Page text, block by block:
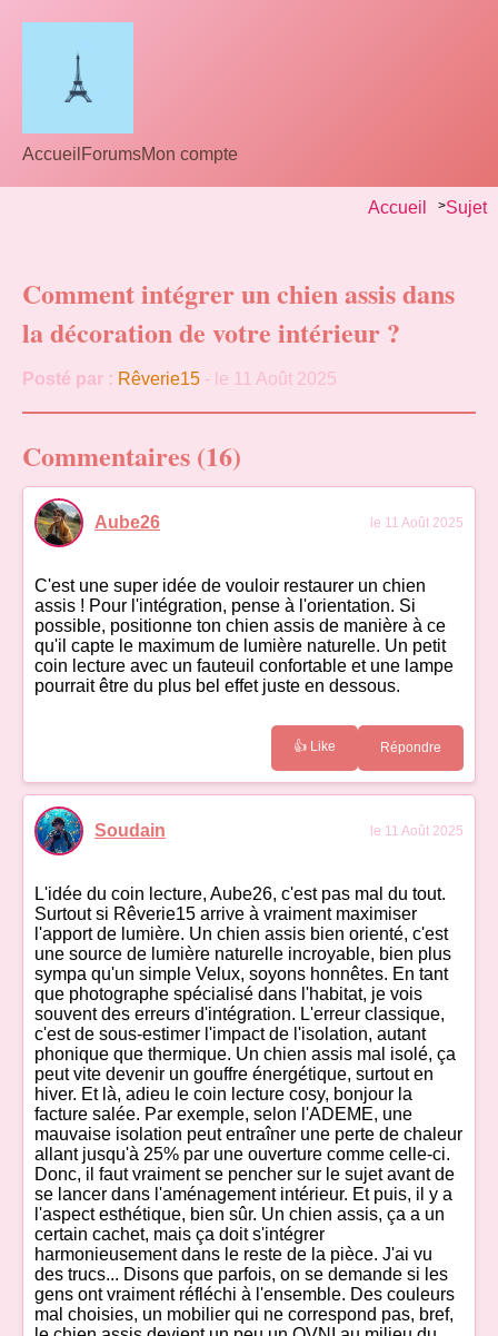
Accueil ForumsMon compte
Accueil >Sujet
Comment intégrer un chien assis dans
la décoration de votre intérieur ?
Posté par : Rêverie15 - le 11 Août 2025
Commentaires (16)
Aube26 le 11 Août 2025
C'est une super idée de vouloir restaurer un chien
assis ! Pour l'intégration, pense à l'orientation. Si
possible, positionne ton chien assis de manière à ce
qu'il capte le maximum de lumière naturelle. Un petit
coin lecture avec un fauteuil confortable et une lampe
pourrait être du plus bel effet juste en dessous.
👍 Like Répondre
Soudain le 11 Août 2025
L'idée du coin lecture, Aube26, c'est pas mal du tout.
Surtout si Rêverie15 arrive à vraiment maximiser
l'apport de lumière. Un chien assis bien orienté, c'est
une source de lumière naturelle incroyable, bien plus
sympa qu'un simple Velux, soyons honnêtes. En tant
que photographe spécialisé dans l'habitat, je vois
souvent des erreurs d'intégration. L'erreur classique,
c'est de sous-estimer l'impact de l'isolation, autant
phonique que thermique. Un chien assis mal isolé, ça
peut vite devenir un gouffre énergétique, surtout en
hiver. Et là, adieu le coin lecture cosy, bonjour la
facture salée. Par exemple, selon l'ADEME, une
mauvaise isolation peut entraîner une perte de chaleur
allant jusqu'à 25% par une ouverture comme celle-ci.
Donc, il faut vraiment se pencher sur le sujet avant de
se lancer dans l'aménagement intérieur. Et puis, il y a
l'aspect esthétique, bien sûr. Un chien assis, ça a un
certain cachet, mais ça doit s'intégrer
harmonieusement dans le reste de la pièce. J'ai vu
des trucs... Disons que parfois, on se demande si les
gens ont vraiment réfléchi à l'ensemble. Des couleurs
mal choisies, un mobilier qui ne correspond pas, bref,